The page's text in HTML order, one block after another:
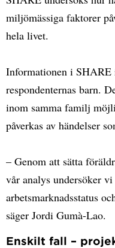
miljömässiga faktorer
hela livet.
Informationen i SHARE
respondenternas barn.
inom samma familj
påverkas av händelser
– Genom att sätta
vår analys undersöker
arbetsmarknadsstatus
säger Jordi Gumà-Lao.
Enskilt fall –